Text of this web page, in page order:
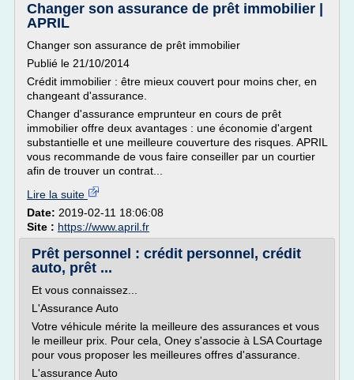
Changer son assurance de prêt immobilier |
APRIL
Changer son assurance de prêt immobilier
Publié le 21/10/2014
Crédit immobilier : être mieux couvert pour moins cher, en
changeant d'assurance.
Changer d'assurance emprunteur en cours de prêt
immobilier offre deux avantages : une économie d'argent
substantielle et une meilleure couverture des risques. APRIL
vous recommande de vous faire conseiller par un courtier
afin de trouver un contrat...
Lire la suite
Date: 2019-02-11 18:06:08
Site : https://www.april.fr
Prêt personnel : crédit personnel, crédit
auto, prêt ...
Et vous connaissez...
L'Assurance Auto
Votre véhicule mérite la meilleure des assurances et vous
le meilleur prix. Pour cela, Oney s'associe à LSA Courtage
pour vous proposer les meilleures offres d'assurance.
L'assurance Auto